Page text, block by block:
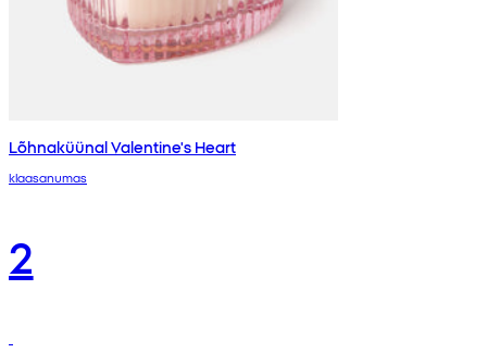
Lõhnaküünal Valentine's Heart
klaasanumas
2